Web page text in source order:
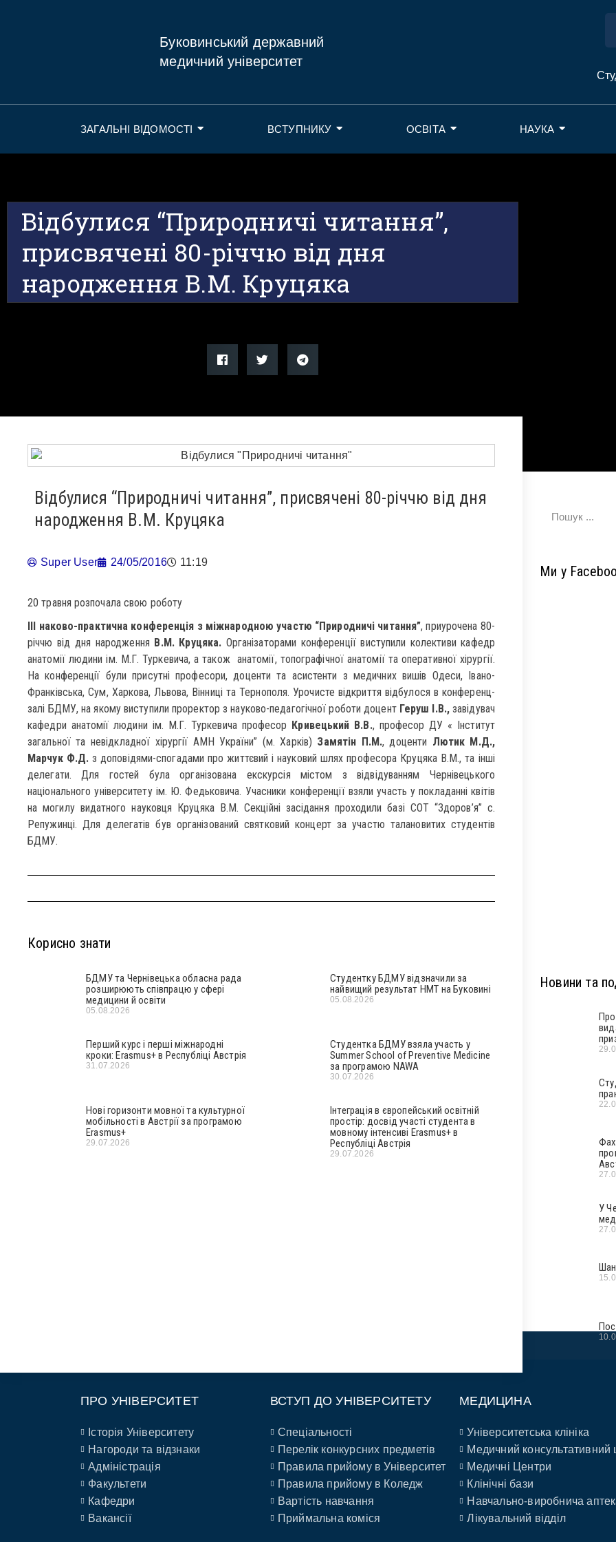
Буковинський державний
медичний університет
ЗАГАЛЬНІ ВІДОМОСТІ ВСТУПНИКУ ОСВІТА НАУКА
Відбулися “Природничі читання”,
присвячені 80-річчю від дня
народження В.М. Круцяка
Відбулися “Природничі читання”, присвячені 80-річчю від дня
народження В.М. Круцяка
Super User 24/05/2016 11:19
20 травня розпочала свою роботу
ІІІ наково-практична конференція з міжнародною участю “Природничі читання”, приурочена 80-
річчю від дня народження В.М. Круцяка. Організаторами конференції виступили колективи кафедр
анатомії людини ім. М.Г. Туркевича, а також анатомії, топографічної анатомії та оперативної хірургії.
На конференції були присутні професори, доценти та асистенти з медичних вишів Одеси, Івано-
Франківська, Сум, Харкова, Львова, Вінниці та Тернополя. Урочисте відкриття відбулося в конференц-
залі БДМУ, на якому виступили проректор з науково-педагогічної роботи доцент Геруш І.В.,завідувач
кафедри анатомії людини ім. М.Г. Туркевича професор Кривецький В.В., професор ДУ « Інститут
загальної та невідкладної хірургії АМН України” (м. Харків) Замятін П.М., доценти Лютик М.Д.,
Марчук Ф.Д.з доповідями-спогадами про життєвий і науковий шлях професора Круцяка В.М., та інші
делегати. Для гостей була організована екскурсія містом з відвідуванням Чернівецького
національного університету ім. Ю. Федьковича. Учасники конференції взяли участь у покладанні квітів
на могилу видатного науковця Круцяка В.М. Секційні засідання проходили базі СОТ “Здоров’я” c.
Репужинці. Для делегатів був організований святковий концерт за участю талановитих студентів
БДМУ.
Корисно знати
БДМУ та Чернівецька обласна рада
розширюють співпрацю у сфері
медицини й освіти
05.08.2026
Студентку БДМУ відзначили за
найвищий результат НМТ на Буковині
05.08.2026
Перший курс і перші міжнародні
кроки: Erasmus+ в Республіці Австрія
31.07.2026
Студентка БДМУ взяла участь у
Summer School of Preventive Medicine
за програмою NAWA
30.07.2026
Нові горизонти мовної та культурної
мобільності в Австрії за програмою
Erasmus+
29.07.2026
Інтеграція в європейський освітній
простір: досвід участі студента в
мовному інтенсиві Erasmus+ в
Республіці Австрія
29.07.2026
Ми у
Новини та
У
ПРО УНІВЕРСИТЕТ
Історія Університету
Нагороди та відзнаки
Адміністрація
Факультети
Кафедри
Вакансії
ВСТУП ДО УНІВЕРСИТЕТУ
Спеціальності
Перелік конкурсних предметів
Правила прийому в Університет
Правила прийому в Коледж
Вартість навчання
Приймальна коміся
МЕДИЦИНА
Університетська клініка
Медичний консультативний
Медичні Центри
Клінічні бази
Навчально-виробнича
Лікувальний відділ